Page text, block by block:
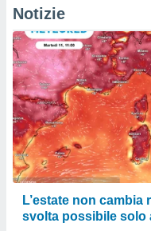
Notizie
L’estate non
svolta possibile solo